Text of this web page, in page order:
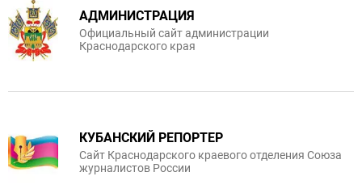
АДМИНИСТРАЦИЯ
Официальный сайт администрации
Краснодарского края
КУБАНСКИЙ РЕПОРТЕР
Сайт Краснодарского краевого отделения Союза
журналистов России